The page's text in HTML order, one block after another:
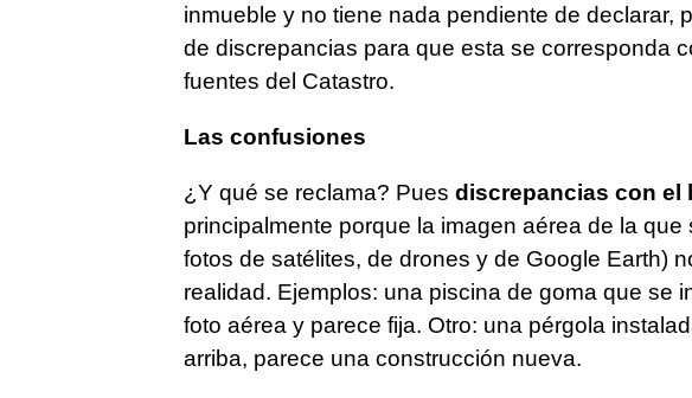
inmueble y no tiene nada pendiente de declarar,
de discrepancias para que esta se corresponda
fuentes del Catastro.
Las confusiones
¿Y qué se reclama? Pues discrepancias con el
principalmente porque la imagen aérea de la que
fotos de satélites, de drones y de Google Earth)
realidad. Ejemplos: una piscina de goma que se
foto aérea y parece fija. Otro: una pérgola
arriba, parece una construcción nueva.